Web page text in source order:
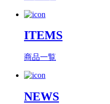
ITEMS
商品一覧
NEWS